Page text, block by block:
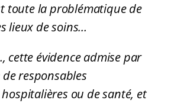
toute la problématique de
lieux de soins…
cette évidence admise par
responsables
ou de santé, et